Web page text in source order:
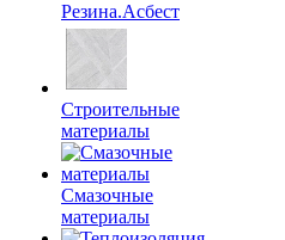
Резина.Асбест
Строительные
материалы
Смазочные
материалы